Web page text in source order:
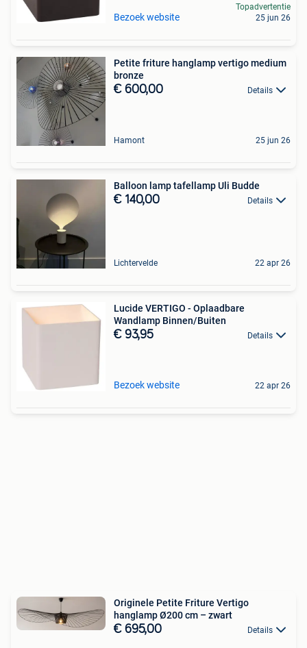
Bezoek website
Topadvertentie
25 jun 26
Petite friture hanglamp vertigo medium
bronze
€ 600,00 Details
Hamont 25 jun 26
Balloon lamp tafellamp Uli Budde
€ 140,00 Details
Lichtervelde 22 apr 26
Lucide VERTIGO - Oplaadbare
Wandlamp Binnen/Buiten
€ 93,95 Details
Bezoek website 22 apr 26
Originele Petite Friture Vertigo
hanglamp Ø200 cm – zwart
€ 695,00 Details